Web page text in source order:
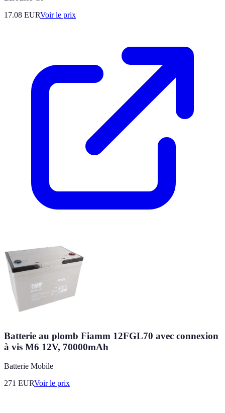
17.08 EURVoir le prix
Batterie au plomb Fiamm 12FGL70 avec connexion
à vis M6 12V, 70000mAh
Batterie Mobile
271 EURVoir le prix